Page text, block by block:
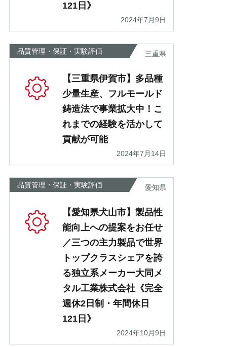
121日》
2024年7月9日
品質管理・保証・実験評価 三重県
【三重県伊賀市】多品種
少量生産、フルモールド
鋳造法で事業拡大中！こ
れまでの経験を活かして
貢献が可能
2024年7月14日
品質管理・保証・実験評価 愛知県
【愛知県犬山市】製品性
能向上への提案をお任せ
／三つの主力製品で世界
トップクラスシェアを誇
る独立系メーカー大同メ
タル工業株式会社《完全
週休2日制・年間休日
121日》
2024年10月9日